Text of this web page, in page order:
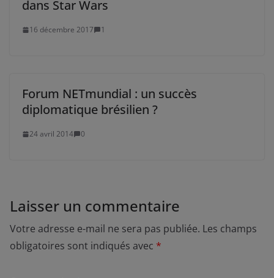
dans Star Wars
16 décembre 2017 1
Forum NETmundial : un succès
diplomatique brésilien ?
24 avril 2014 0
Laisser un commentaire
Votre adresse e-mail ne sera pas publiée. Les champs
obligatoires sont indiqués avec *